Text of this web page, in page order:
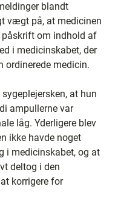
blandt
vægt på, at medicinen
om indhold af
i medicinskabet, der
ordinerede medicin.
at hun
ampullerne var
låg. Yderligere blev
ikke havde noget
i medicinskabet, og at
deltog i den
korrigere for